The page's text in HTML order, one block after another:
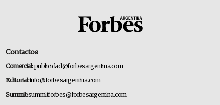
Contactos
Comercial:publicidad@forbesargentina.com
Editorial:info@forbesargentina.com
Summit:summitforbes@forbesargentina.com